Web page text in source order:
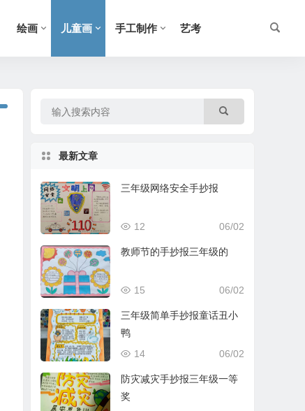
绘画 儿童画 手工制作 艺考
最新文章
三年级网络安全手抄报
06/02
12
教师节的手抄报三年级的
06/02
15
三年级简单手抄报童话丑小
鸭
06/02
14
防灾减灾手抄报三年级一等
奖